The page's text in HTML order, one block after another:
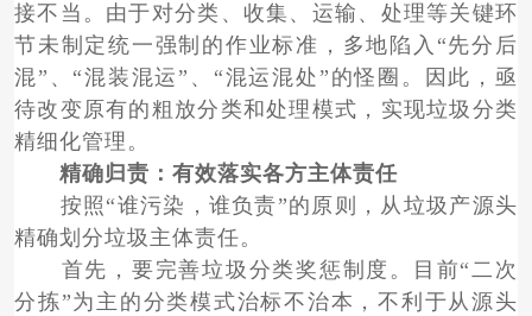
接不当。由于对分类、收集、运输、处理等关键环
节未制定统一强制的作业标准，多地陷入“先分后
混”、“混装混运”、“混运混处”的怪圈。因此，亟
待改变原有的粗放分类和处理模式，实现垃圾分类
精细化管理。
精确归责：有效落实各方主体责任
按照“谁污染，谁负责”的原则，从垃圾产源头
精确划分垃圾主体责任。
首先，要完善垃圾分类奖惩制度。目前“二次
分拣”为主的分类模式治标不治本，不利于从源头